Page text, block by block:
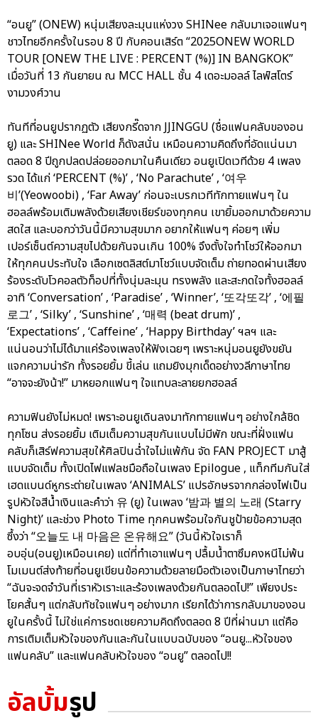
“อนยู” (ONEW) หนุ่มเสียงละมุนแห่งวง SHINee กลับมาเจอแฟนๆ
ชาวไทยอีกครั้งในรอบ 8 ปี กับคอนเสิร์ต “2025ONEW WORLD
TOUR [ONEW THE LIVE : PERCENT (%)] IN BANGKOK”
เมื่อวันที่ 13 กันยายน ณ MCC HALL ชั้น 4 เดอะมอลล์ ไลฟ์สโตร์
งามวงศ์วาน
ทันทีที่อนยูปรากฏตัว เสียงกรี๊ดจาก JJINGGU (ชื่อแฟนคลับของอน
ยู) และ SHINee World ก็ดังสนั่น เหมือนความคิดถึงที่อัดแน่นมา
ตลอด 8 ปีถูกปลดปล่อยออกมาในคืนเดียว อนยูเปิดเวทีด้วย 4 เพลง
รวด ได้แก่ ‘PERCENT (%)’ , ‘No Parachute’ , ‘여우
비’(Yeowoobi) , ‘Far Away’ ก่อนจะเบรกเวทีทักทายแฟนๆ ใน
ฮอลล์พร้อมเติมพลังด้วยเสียงเชียร์ของทุกคน เขายิ้มออกมาด้วยความ
สดใส และบอกว่าวันนี้มีความสุขมาก อยากให้แฟนๆ ค่อยๆ เพิ่ม
เปอร์เซ็นต์ความสุขไปด้วยกันจนเกิน 100% จึงตั้งใจทำโชว์ให้ออกมา
ให้ทุกคนประทับใจ เลือกเซตลิสต์มาโชว์แบบจัดเต็ม ถ่ายทอดผ่านเสียง
ร้องระดับโวคอลตัวท็อปที่ทั้งนุ่มละมุน ทรงพลัง และสะกดใจทั้งฮอลล์
อาทิ ‘Conversation’ , ‘Paradise’ , ‘Winner’, ‘또각또각’ , ‘에필
로그’ , ‘Silky’ , ‘Sunshine’ , ‘매력 (beat drum)’ ,
‘Expectations’ , ‘Caffeine’ , ‘Happy Birthday’ ฯลฯ และ
แน่นอนว่าไม่ได้มาแค่ร้องเพลงให้ฟังเฉยๆ เพราะหนุ่มอนยูยังขยัน
แจกความน่ารัก ทั้งรอยยิ้ม ขี้เล่น แถมยิงมุกเด็ดอย่างวลีภาษาไทย
“อาจจะยังน้า!” มาหยอกแฟนๆ ใจแทบละลายยกฮอลล์
ความฟินยังไม่หมด! เพราะอนยูเดินลงมาทักทายแฟนๆ อย่างใกล้ชิด
ทุกโซน ส่งรอยยิ้ม เติมเต็มความสุขกันแบบไม่มีพัก ขณะที่ฝั่งแฟน
คลับก็เสิร์ฟความสุขให้ศิลปินฉ่ำใจไม่แพ้กัน จัด FAN PROJECT มาสู้
แบบจัดเต็ม ทั้งเปิดไฟแฟลชมือถือในเพลง Epilogue , แท็กทีมกันใส่
เฮดแบนด์หูกระต่ายในเพลง ‘ANIMALS’ แปรอักษรจากกล่องไฟเป็น
รูปหัวใจสีน้ำเงินและคำว่า 유 (ยู) ในเพลง ‘밤과 별의 노래 (Starry
Night)’ และช่วง Photo Time ทุกคนพร้อมใจกันชูป้ายข้อความสุด
ซึ้งว่า “오늘도 내 마음은 온유해요” (วันนี้หัวใจเราก็
อบอุ่น(อนยู)เหมือนเคย) แต่ที่ทำเอาแฟนๆ ปลื้มน้ำตาซึมคงหนีไม่พ้น
โมเมนต์ส่งท้ายที่อนยูเขียนข้อความด้วยลายมือตัวเองเป็นภาษาไทยว่า
“ฉันจะจดจำวันที่เราหัวเราะและร้องเพลงด้วยกันตลอดไป!” เพียงประ
โยคสั้นๆ แต่กลับทัชใจแฟนๆ อย่างมาก เรียกได้ว่าการกลับมาของอน
ยูในครั้งนี้ ไม่ใช่แค่การชดเชยความคิดถึงตลอด 8 ปีที่ผ่านมา แต่คือ
การเติมเต็มหัวใจของกันและกันในแบบฉบับของ “อนยู...หัวใจของ
แฟนคลับ” และแฟนคลับหัวใจของ “อนยู” ตลอดไป!!
อัลบั้มรูป